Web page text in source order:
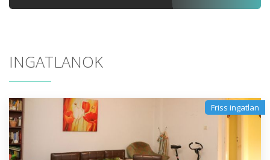
INGATLANOK
Friss ingatlan